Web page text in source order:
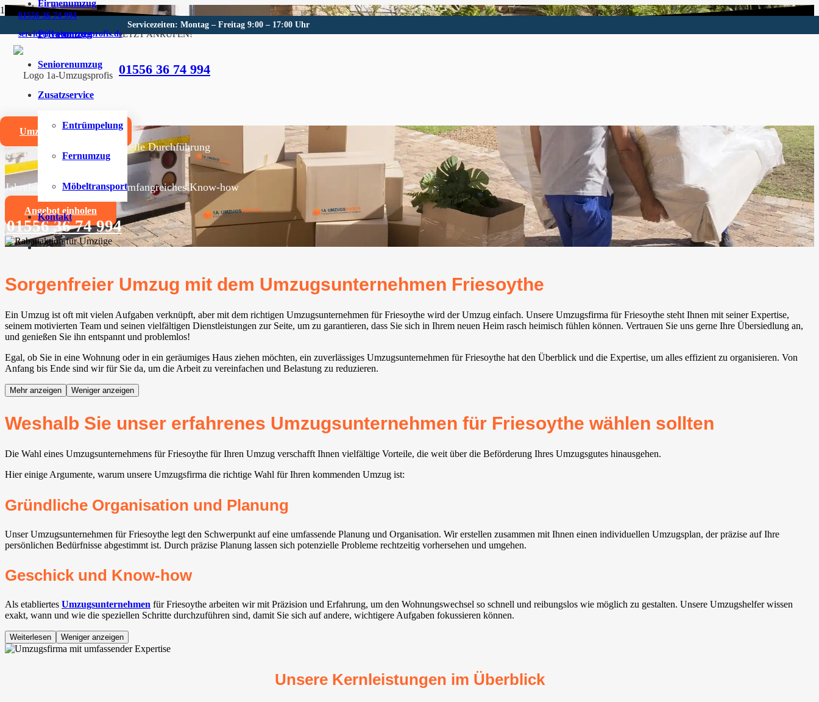
01556 36 74 994
service@1a-umzugsprofis.de
Servicezeiten: Montag – Freitag 9:00 – 17:00 Uhr
JETZT ANRUFEN!
01556 36 74 994
Firmenumzug
Privatumzug
Seniorenumzug
Zusatzservice
Entrümpelung
Fernumzug
Möbeltransport
Kontakt
Umzugskostenrechner
Umzugsunternehmen für Friesoythe
Wir sind Ihr kompetentes Umzugsunternehmen für Friesoythe und Umgebung.
Zuverlässige und professionelle Durchführung
Jahrelange Erfahrung und umfangreiches Know-how
Angebot einholen
01556 36 74 994
Sorgenfreier Umzug mit dem Umzugsunternehmen Friesoythe
Ein Umzug ist oft mit vielen Aufgaben verknüpft, aber mit dem richtigen Umzugsunternehmen für Friesoythe wird der Umzug einfach. Unsere Umzugsfirma für Friesoythe steht Ihnen mit seiner Expertise,
seinem motivierten Team und seinen vielfältigen Dienstleistungen zur Seite, um zu garantieren, dass Sie sich in Ihrem neuen Heim rasch heimisch fühlen können. Vertrauen Sie uns gerne Ihre Übersiedlung an,
und genießen Sie ihn entspannt und problemlos!
Egal, ob Sie in eine Wohnung oder in ein geräumiges Haus ziehen möchten, ein zuverlässiges Umzugsunternehmen für Friesoythe hat den Überblick und die Expertise, um alles effizient zu organisieren. Von
Anfang bis Ende sind wir für Sie da, um die Arbeit zu vereinfachen und Belastung zu reduzieren.
Mehr anzeigen Weniger anzeigen
Weshalb Sie unser erfahrenes Umzugsunternehmen für Friesoythe wählen sollten
Die Wahl eines Umzugsunternehmens für Friesoythe für Ihren Umzug verschafft Ihnen vielfältige Vorteile, die weit über die Beförderung Ihres Umzugsgutes hinausgehen.
Hier einige Argumente, warum unsere Umzugsfirma die richtige Wahl für Ihren kommenden Umzug ist:
Gründliche Organisation und Planung
Unser Umzugsunternehmen für Friesoythe legt den Schwerpunkt auf eine umfassende Planung und Organisation. Wir erstellen zusammen mit Ihnen einen individuellen Umzugsplan, der präzise auf Ihre
persönlichen Bedürfnisse abgestimmt ist. Durch präzise Planung lassen sich potenzielle Probleme rechtzeitig vorhersehen und umgehen.
Geschick und Know-how
Als etabliertes Umzugsunternehmen für Friesoythe arbeiten wir mit Präzision und Erfahrung, um den Wohnungswechsel so schnell und reibungslos wie möglich zu gestalten. Unsere Umzugshelfer wissen
exakt, wann und wie die speziellen Schritte durchzuführen sind, damit Sie sich auf andere, wichtigere Aufgaben fokussieren können.
Weiterlesen Weniger anzeigen
Unsere Kernleistungen im Überblick